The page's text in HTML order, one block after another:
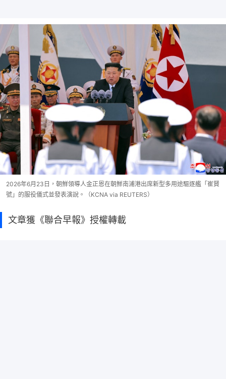
2026年6月23日，朝鮮領導人金正恩在朝鮮南浦港出席新型多用途驅逐艦「崔賢
號」的服役儀式並發表演說。（KCNA via REUTERS）
文章獲《聯合早報》授權轉載